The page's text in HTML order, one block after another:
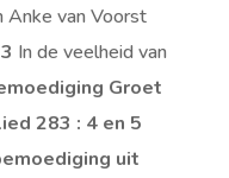
Anke van Voorst
In de veelheid van
Groet
283 : 4 en 5
uit